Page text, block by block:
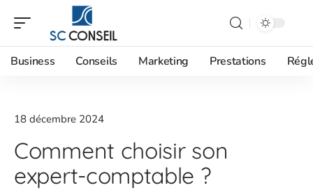
Business Conseils Marketing Prestations
18 décembre 2024
Comment choisir son
expert-comptable ?